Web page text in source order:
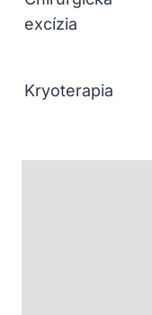
excízia
Kryoterapia